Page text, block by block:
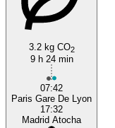
3.2 kg CO2
9 h 24 min
07:42
Paris Gare De Lyon
17:32
Madrid Atocha